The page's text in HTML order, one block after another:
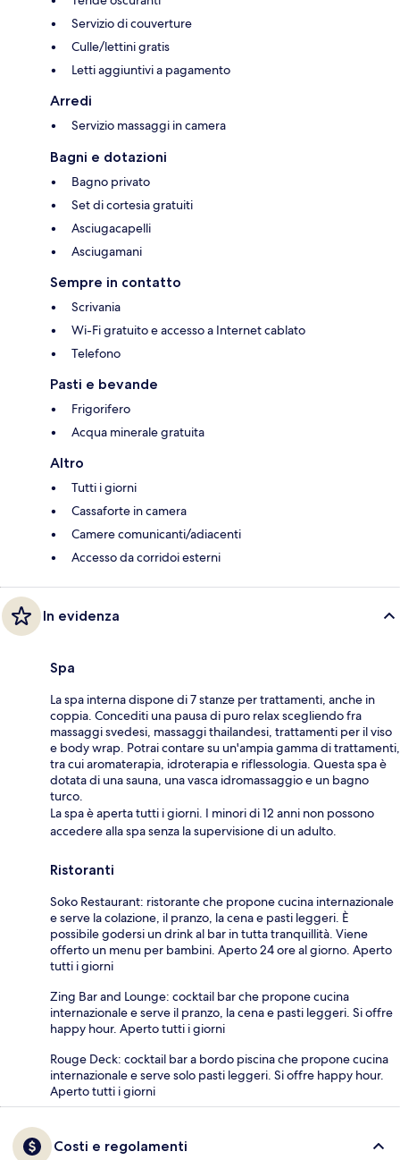
Servizio di couverture
Culle/lettini gratis
Letti aggiuntivi a pagamento
Arredi
Servizio massaggi in camera
Bagni e dotazioni
Bagno privato
Set di cortesia gratuiti
Asciugacapelli
Asciugamani
Sempre in contatto
Scrivania
Wi-Fi gratuito e accesso a Internet cablato
Telefono
Pasti e bevande
Frigorifero
Acqua minerale gratuita
Altro
Tutti i giorni
Cassaforte in camera
Camere comunicanti/adiacenti
Accesso da corridoi esterni
In evidenza
Spa
La spa interna dispone di 7 stanze per trattamenti, anche in
coppia. Concediti una pausa di puro relax scegliendo fra
massaggi svedesi, massaggi thailandesi, trattamenti per il viso
e body wrap. Potrai contare su un'ampia gamma di trattamenti,
tra cui aromaterapia, idroterapia e riflessologia. Questa spa è
dotata di una sauna, una vasca idromassaggio e un bagno
turco.
La spa è aperta tutti i giorni. I minori di 12 anni non possono
accedere alla spa senza la supervisione di un adulto.
Ristoranti
Soko Restaurant: ristorante che propone cucina internazionale
e serve la colazione, il pranzo, la cena e pasti leggeri. È
possibile godersi un drink al bar in tutta tranquillità. Viene
offerto un menu per bambini. Aperto 24 ore al giorno. Aperto
tutti i giorni
Zing Bar and Lounge: cocktail bar che propone cucina
internazionale e serve il pranzo, la cena e pasti leggeri. Si offre
happy hour. Aperto tutti i giorni
Rouge Deck: cocktail bar a bordo piscina che propone cucina
internazionale e serve solo pasti leggeri. Si offre happy hour.
Aperto tutti i giorni
Costi e regolamenti